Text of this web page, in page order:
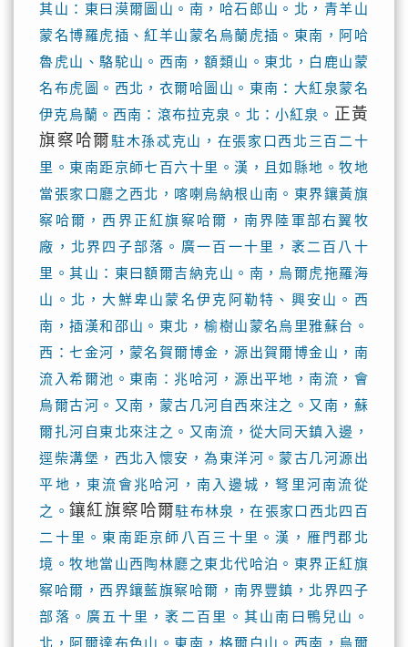
其山：東曰漠爾圖山。南，哈石郎山。北，青羊山
蒙名博羅虎插、紅羊山蒙名烏蘭虎插。東南，阿哈
魯虎山、駱駝山。西南，額類山。東北，白鹿山蒙
名布虎圖。西北，衣爾哈圖山。東南：大紅泉蒙名
伊克烏蘭。西南：滾布拉克泉。北：小紅泉。 正黃
旗察哈爾 駐木孫忒克山，在張家口西北三百二十
里。東南距京師七百六十里。漢，且如縣地。牧地
當張家口廳之西北，喀喇烏納根山南。東界鑲黃旗
察哈爾，西界正紅旗察哈爾，南界陸軍部右翼牧
廠，北界四子部落。廣一百一十里，袤二百八十
里。其山：東曰額爾吉納克山。南，烏爾虎拖羅海
山。北，大鮮卑山蒙名伊克阿勒特、興安山。西
南，插漢和邵山。東北，榆樹山蒙名烏里雅蘇台。
西：七金河，蒙名賀爾博金，源出賀爾博金山，南
流入希爾池。東南：兆哈河，源出平地，南流，會
烏爾古河。又南，蒙古几河自西來注之。又南，蘇
爾扎河自東北來注之。又南流，從大同天鎮入邊，
逕柴溝堡，西北入懷安，為東洋河。蒙古几河源出
平地，東流會兆哈河，南入邊城，弩里河南流從
之。 鑲紅旗察哈爾駐布林泉，在張家口西北四百
二十里。東南距京師八百三十里。漢，雁門郡北
境。牧地當山西陶林廳之東北代哈泊。東界正紅旗
察哈爾，西界鑲藍旗察哈爾，南界豐鎮，北界四子
部落。廣五十里，袤二百里。其山南曰鴨兒山。
北，阿爾達布色山。東南，格爾白山。西南，烏爾